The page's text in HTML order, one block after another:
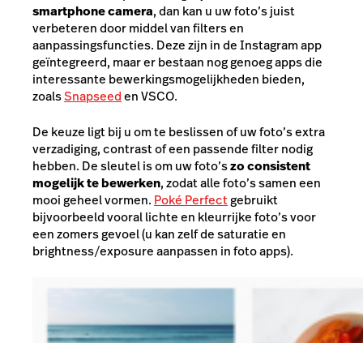
smartphone camera, dan kan u uw foto’s juist
verbeteren door middel van filters en
aanpassingsfuncties. Deze zijn in de Instagram app
geïntegreerd, maar er bestaan nog genoeg apps die
interessante bewerkingsmogelijkheden bieden,
zoalsSnapseeden VSCO.
De keuze ligt bij u om te beslissen of uw foto’s extra
verzadiging, contrast of een passende filter nodig
hebben. De sleutel is om uw foto’szo consistent
mogelijk te bewerken, zodat alle foto’s samen een
mooi geheel vormen. Poké Perfectgebruikt
bijvoorbeeld vooral lichte en kleurrijke foto’s voor
een zomers gevoel (u kan zelf de saturatie en
brightness/exposure aanpassen in foto apps).